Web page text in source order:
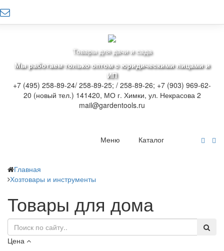
Товары для дачи и сада
Мы работаем только оптом с юридическими лицами и
ИП
+7 (495) 258-89-24/ 258-89-25; / 258-89-26; +7 (903) 969-62-
20 (новый тел.) 141420, МО г. Химки, ул. Некрасова 2
mail@gardentools.ru
Каталог
Меню
Главная
Хозтовары и инструменты
Товары для дома
Цена